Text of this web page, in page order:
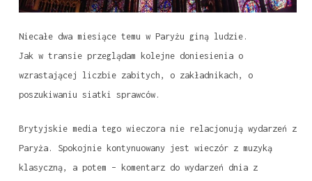
Niecałe dwa miesiące temu w Paryżu giną ludzie.
Jak w transie przeglądam kolejne doniesienia o
wzrastającej liczbie zabitych, o zakładnikach, o
poszukiwaniu siatki sprawców.
Brytyjskie media tego wieczora nie relacjonują wydarzeń z
Paryża. Spokojnie kontynuowany jest wieczór z muzyką
klasyczną, a potem – komentarz do wydarzeń dnia z